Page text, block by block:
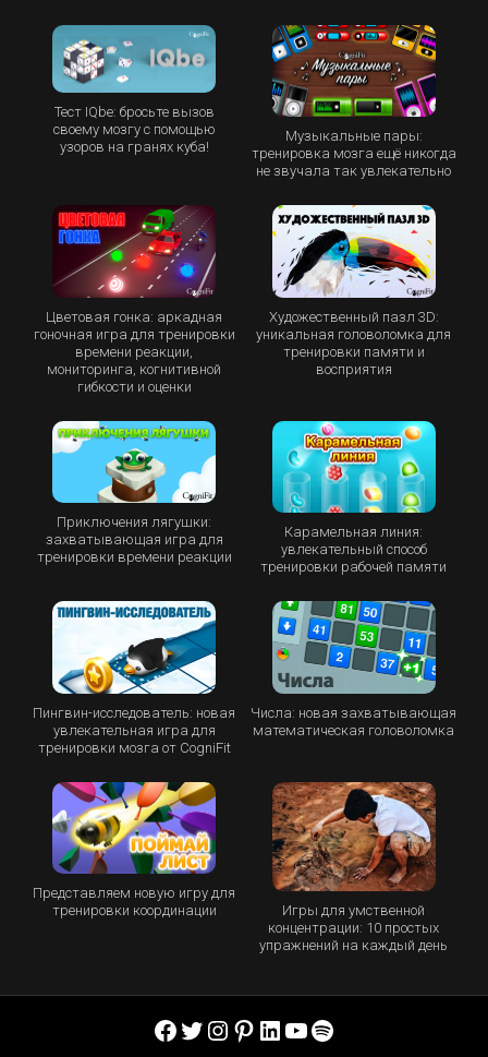
Тест IQbe: бросьте вызов
своему мозгу с помощью
узоров на гранях куба!
Музыкальные пары:
тренировка мозга ещё никогда
не звучала так увлекательно
Цветовая гонка: аркадная
гоночная игра для тренировки
времени реакции,
мониторинга, когнитивной
гибкости и оценки
Художественный пазл 3D:
уникальная головоломка для
тренировки памяти и
восприятия
Приключения лягушки:
захватывающая игра для
тренировки времени реакции
Карамельная линия:
увлекательный способ
тренировки рабочей памяти
Пингвин-исследователь: новая
увлекательная игра для
тренировки мозга от CogniFit
Числа: новая захватывающая
математическая головоломка
Представляем новую игру для
тренировки координации
Игры для умственной
концентрации: 10 простых
упражнений на каждый день
Facebook
Twitter
Instagram
Pinterest
LinkedIn
YouTube
Spotify